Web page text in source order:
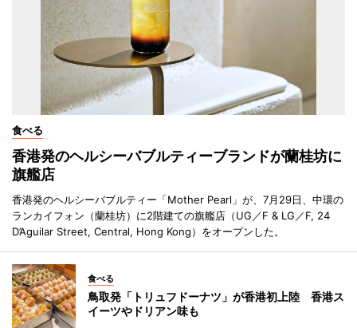
食べる
香港発のヘルシーバブルティーブランドが蘭桂坊に
旗艦店
香港発のヘルシーバブルティー「Mother Pearl」が、7月29日、中環の
ランカイフォン（蘭桂坊）に2階建ての旗艦店（UG／F & LG／F, 24
D’Aguilar Street, Central, Hong Kong）をオープンした。
食べる
鳥取発「トリュフドーナツ」が香港初上陸 香港ス
イーツやドリアン味も